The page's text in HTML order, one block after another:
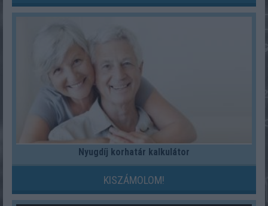
Nyugdíj korhatár kalkulátor
KISZÁMOLOM!